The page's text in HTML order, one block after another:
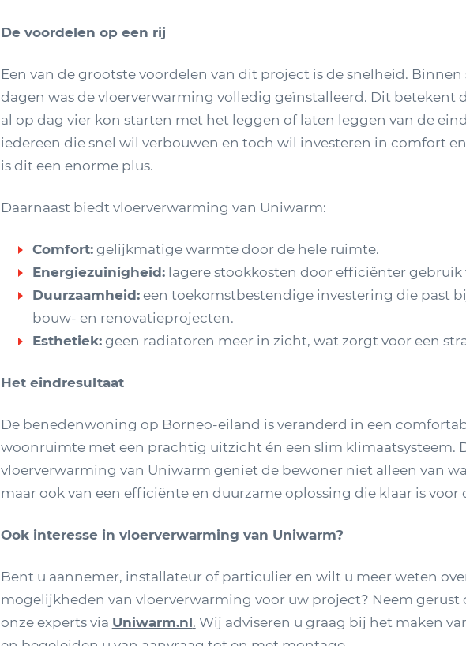
De voordelen op een rij
Een van de grootste voordelen van dit project is de snelheid. Binnen
dagen was de vloerverwarming volledig geïnstalleerd. Dit betekent
al op dag vier kon starten met het leggen of laten leggen van de
iedereen die snel wil verbouwen en toch wil investeren in comfort
is dit een enorme plus.
Daarnaast biedt vloerverwarming van Uniwarm:
Comfort:gelijkmatige warmte door de hele ruimte.
Energiezuinigheid:lagere stookkosten door efficiënter gebruik
Duurzaamheid:een toekomstbestendige investering die past
bouw- en renovatieprojecten.
Esthetiek:geen radiatoren meer in zicht, wat zorgt voor een
Het eindresultaat
De benedenwoning op Borneo-eiland is veranderd in een
woonruimte met een prachtig uitzicht én een slim klimaatsysteem.
vloerverwarming van Uniwarm geniet de bewoner niet alleen van
maar ook van een efficiënte en duurzame oplossing die klaar is voor
Ook interesse in vloerverwarming van Uniwarm?
Bent u aannemer, installateur of particulier en wilt u meer weten
mogelijkheden van vloerverwarming voor uw project? Neem
onze experts via Uniwarm.nl. Wij adviseren u graag bij het maken